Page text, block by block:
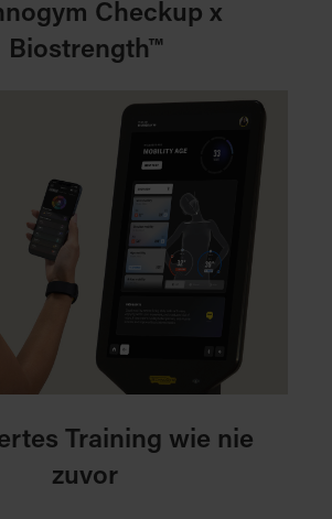
Checkup x
Biostrength™
Training wie nie
zuvor